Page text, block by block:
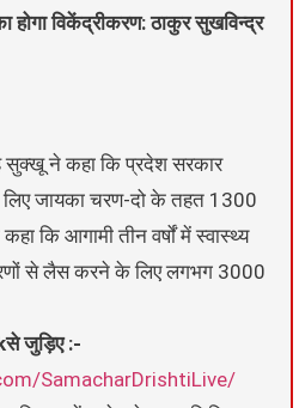
होगा विकेंद्रीकरण: ठाकुर सुखविन्द्र
सुक्खू ने कहा कि प्रदेश सरकार
जायका चरण-दो के तहत 1300
कि आगामी तीन वर्षों में स्वास्थ्य
से लैस करने के लिए लगभग 3000
जुड़िए :-
SamacharDrishtiLive/